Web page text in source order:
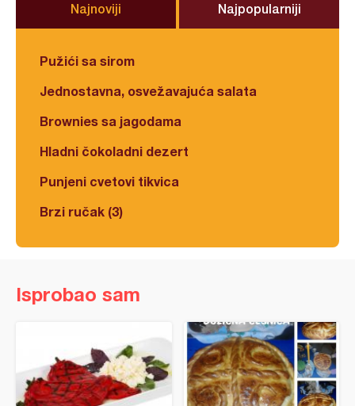
Najnoviji Najpopularniji
Pužići sa sirom
Jednostavna, osvežavajuća salata
Brownies sa jagodama
Hladni čokoladni dezert
Punjeni cvetovi tikvica
Brzi ručak (3)
Isprobao sam